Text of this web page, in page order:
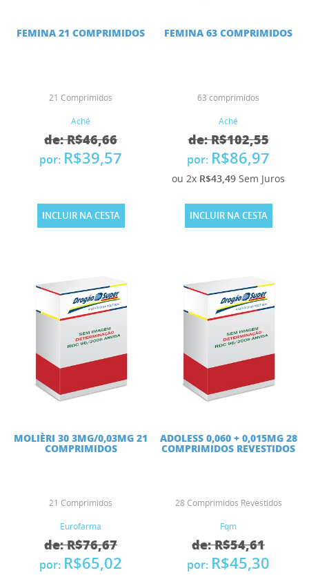
FEMINA 21 COMPRIMIDOS
21 Comprimidos
Aché
de: R$46,66
por: R$39,57
INCLUIR NA CESTA
FEMINA 63 COMPRIMIDOS
63 comprimidos
Aché
de: R$102,55
por: R$86,97
ou 2x R$43,49 Sem Juros
INCLUIR NA CESTA
MOLIÈRI 30 3MG/0,03MG 21
COMPRIMIDOS
21 Comprimidos
Eurofarma
de: R$76,67
por: R$65,02
ADOLESS 0,060 + 0,015MG 28
COMPRIMIDOS REVESTIDOS
28 Comprimidos Revestidos
Fqm
de: R$54,61
por: R$45,30